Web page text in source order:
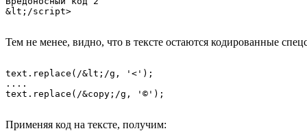
Тем не менее, видно, что в тексте остаются кодированные
text.replace(/&lt;/g, '<');
....
Применяя код на тексте, получим: